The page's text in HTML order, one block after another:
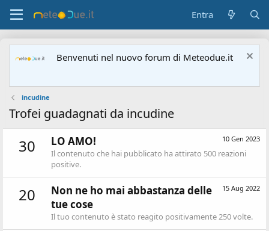
Entra
Benvenuti nel nuovo forum di Meteodue.it
incudine
Trofei guadagnati da incudine
30 10 Gen 2023
LO AMO!
Il contenuto che hai pubblicato ha attirato 500 reazioni
positive.
20 15 Aug 2022
Non ne ho mai abbastanza delle
tue cose
Il tuo contenuto è stato reagito positivamente 250 volte.